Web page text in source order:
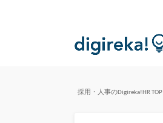
採用・人事のDigireka!HR TOP